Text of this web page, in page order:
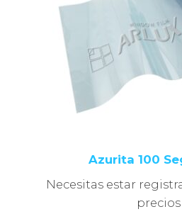
Azurita 100
Necesitas estar
precios